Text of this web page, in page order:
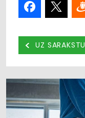
UZ SARAKSTU